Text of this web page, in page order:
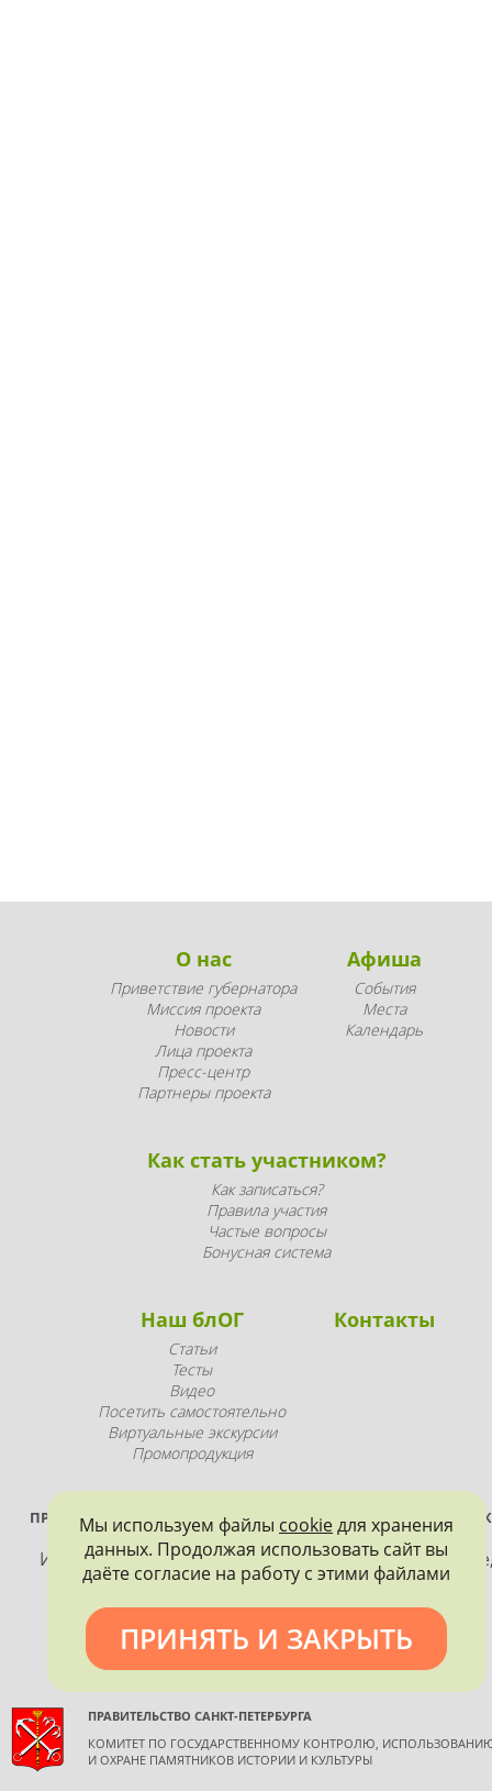
О нас
Приветствие губернатора
Миссия проекта
Новости
Лица проекта
Пресс-центр
Партнеры проекта
Афиша
События
Места
Календарь
Как стать участником?
Как записаться?
Правила участия
Частые вопросы
Бонусная система
Наш блОГ
Статьи
Тесты
Видео
Посетить самостоятельно
Виртуальные экскурсии
Промопродукция
Контакты
ПРОЕКТ РЕАЛИЗУЕТСЯ ПРИ ПОДДЕРЖКЕ ПРАВИТЕЛЬСТВА
ПЕТЕРБУРГА
Использование материалов, размещенных на
допускается только с согласия правообладателя и
обязательной ссылкой на источник информации.
ПРАВИТЕЛЬСТВО САНКТ-ПЕТЕРБУРГА
КОМИТЕТ ПО ГОСУДАРСТВЕННОМУ КОНТРОЛЮ,
И ОХРАНЕ ПАМЯТНИКОВ ИСТОРИИ И КУЛЬТУРЫ
Мы используем файлы cookieдля хранения
данных. Продолжая использовать сайт вы
даёте согласие на работу с этими файлами
ПРИНЯТЬ И ЗАКРЫТЬ